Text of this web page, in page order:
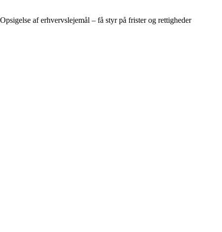
Opsigelse af erhvervslejemål – få styr på frister og rettigheder